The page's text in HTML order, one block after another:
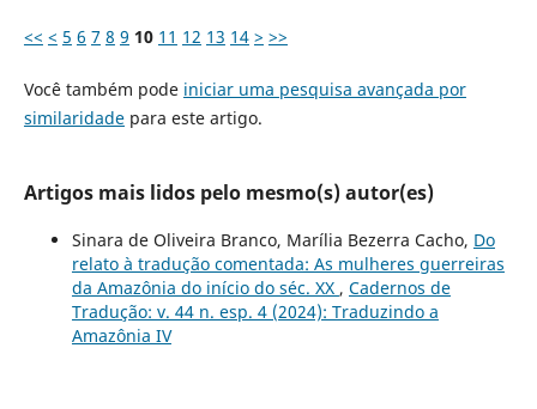
<< < 5 6 7 8 9 10 11 12 13 14 > >>
Você também pode iniciar uma pesquisa avançada por
similaridadepara este artigo.
Artigos mais lidos pelo mesmo(s) autor(es)
Sinara de Oliveira Branco, Marília Bezerra Cacho, Do
relato à tradução comentada: As mulheres guerreiras
da Amazônia do início do séc. XX , Cadernos de
Tradução: v. 44 n. esp. 4 (2024): Traduzindo a
Amazônia IV